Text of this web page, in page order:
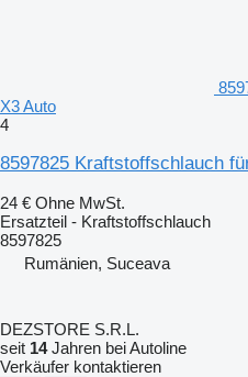
X3 Auto
4
8597825 Kraftstoffschlauch
24 € Ohne MwSt.
Ersatzteil - Kraftstoffschlauch
8597825
Rumänien, Suceava
DEZSTORE S.R.L.
seit 14Jahren bei Autoline
Verkäufer kontaktieren